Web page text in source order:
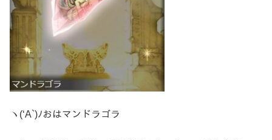
ヽ(‘A`)ﾉおはマンドラゴラ